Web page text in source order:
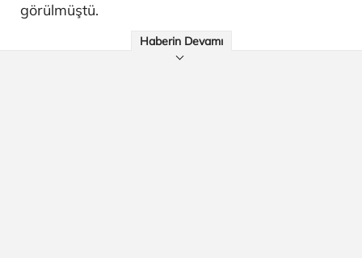
görülmüştü.
Haberin Devamı